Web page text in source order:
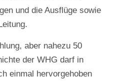
und die Ausflüge sowie
aber nahezu 50
der WHG darf in
einmal hervorgehoben